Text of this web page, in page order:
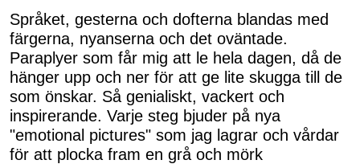
Språket, gesterna och dofterna blandas med
färgerna, nyanserna och det oväntade.
Paraplyer som får mig att le hela dagen, då de
hänger upp och ner för att ge lite skugga till de
som önskar. Så genialiskt, vackert och
inspirerande. Varje steg bjuder på nya
"emotional pictures" som jag lagrar och vårdar
för att plocka fram en grå och mörk